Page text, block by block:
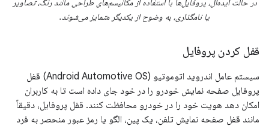
یا نامگذاری، به وضوح از یکدیگر متمایز می‌شوند.
قفل کردن پروفایل
سیستم عامل اندروید اتوموتیو (Android Automotive OS) قفل
پروفایل صفحه نمایش خودرو را در خود جای داده است تا به کاربران
امکان دهد هویت خود را در خودرو محافظت کنند. قفل پروفایل، دقیقاً
مانند قفل صفحه نمایش تلفن، یک پین، الگو یا رمز عبور منحصر به فرد